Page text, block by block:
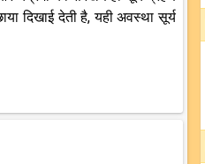
दिखाई देती है, यही अवस्था सूर्य